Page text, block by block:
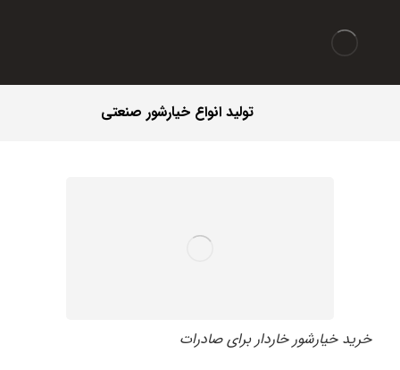
تولید انواع خیارشور صنعتی
خرید خیارشور خاردار برای صادرات